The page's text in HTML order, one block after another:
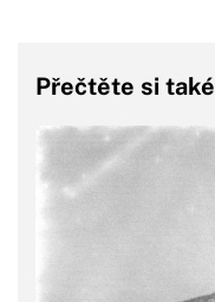
Přečtěte si také